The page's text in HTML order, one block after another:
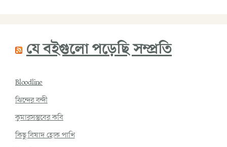
যে বইগুলো পড়েছি সম্প্রতি
Bloodline
ঝিন্দের বন্দী
কুমারসম্ভবের কবি
কিছু বিষাদ হোক পাখি